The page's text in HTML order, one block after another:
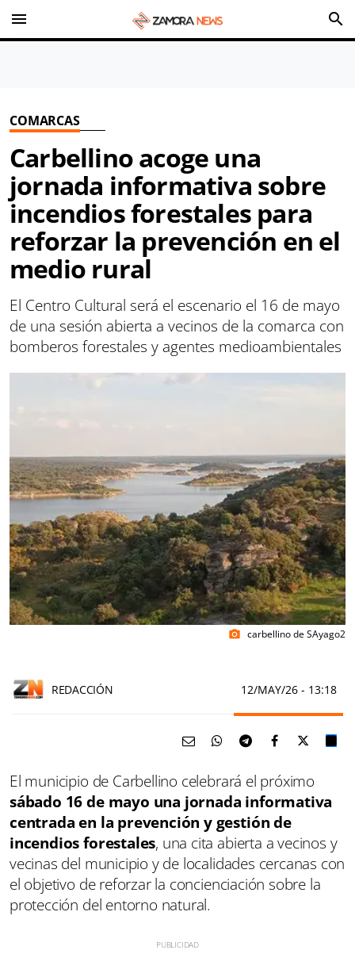
menu search
COMARCAS
Carbellino acoge una
jornada informativa sobre
incendios forestales para
reforzar la prevención en el
medio rural
El Centro Cultural será el escenario el 16 de mayo
de una sesión abierta a vecinos de la comarca con
bomberos forestales y agentes medioambientales
photo_camera carbellino de SAyago2
REDACCIÓN 12/MAY/26 - 13:18
El municipio de Carbellino celebrará el próximo
sábado 16 de mayo una jornada informativa
centrada en la prevención y gestión de
incendios forestales, una cita abierta a vecinos y
vecinas del municipio y de localidades cercanas con
el objetivo de reforzar la concienciación sobre la
protección del entorno natural.